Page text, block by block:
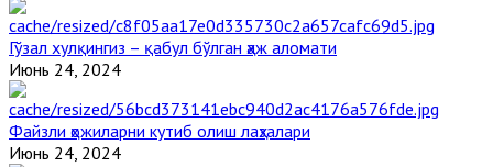
Гўзал хулқингиз – қабул бўлган ҳаж аломати
Июнь 24, 2024
Файзли ҳожиларни кутиб олиш лаҳзалари
Июнь 24, 2024